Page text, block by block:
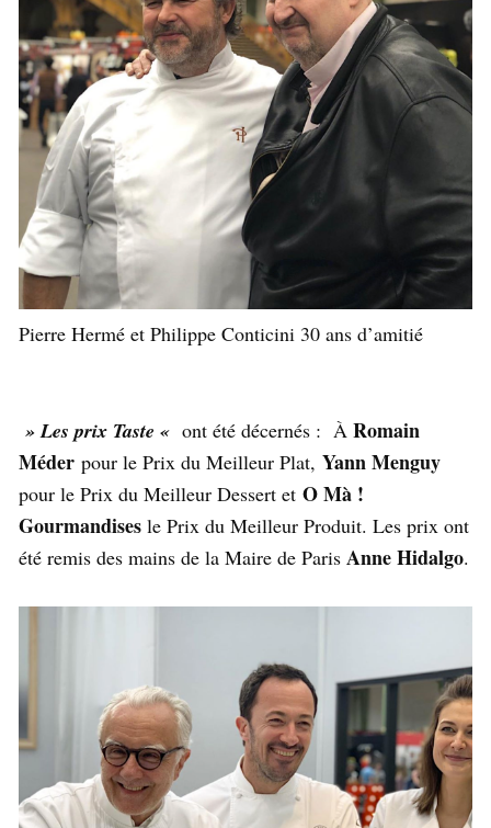
Pierre Hermé et Philippe Conticini 30 ans d’amitié
» Les prix Taste « ont été décernés : À Romain
Méder pour le Prix du Meilleur Plat, Yann Menguy
pour le Prix du Meilleur Dessert et O Mà !
Gourmandises le Prix du Meilleur Produit. Les prix ont
été remis des mains de la Maire de Paris Anne Hidalgo.